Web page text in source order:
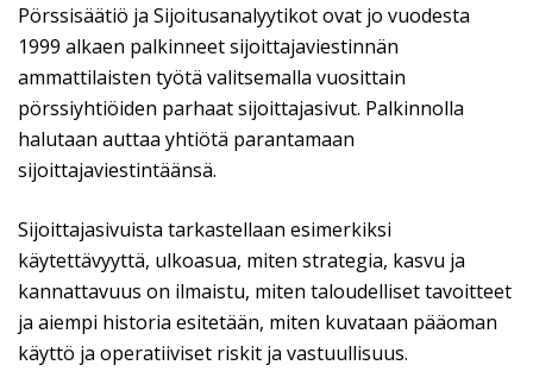
Pörssisäätiö ja Sijoitusanalyytikot ovat jo vuodesta
1999 alkaen palkinneet sijoittajaviestinnän
ammattilaisten työtä valitsemalla vuosittain
pörssiyhtiöiden parhaat sijoittajasivut. Palkinnolla
halutaan auttaa yhtiötä parantamaan
sijoittajaviestintäänsä.
Sijoittajasivuista tarkastellaan esimerkiksi
käytettävyyttä, ulkoasua, miten strategia, kasvu ja
kannattavuus on ilmaistu, miten taloudelliset tavoitteet
ja aiempi historia esitetään, miten kuvataan pääoman
käyttö ja operatiiviset riskit ja vastuullisuus.